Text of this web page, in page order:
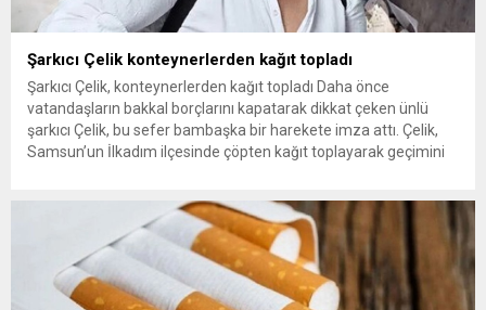
Şarkıcı Çelik konteynerlerden kağıt topladı
Şarkıcı Çelik, konteynerlerden kağıt topladı Daha önce
vatandaşların bakkal borçlarını kapatarak dikkat çeken ünlü
şarkıcı Çelik, bu sefer bambaşka bir harekete imza attı. Çelik,
Samsun’un İlkadım ilçesinde çöpten kağıt toplayarak geçimini
İlkadım ilçesinde çöpten kağıt toplayarak...